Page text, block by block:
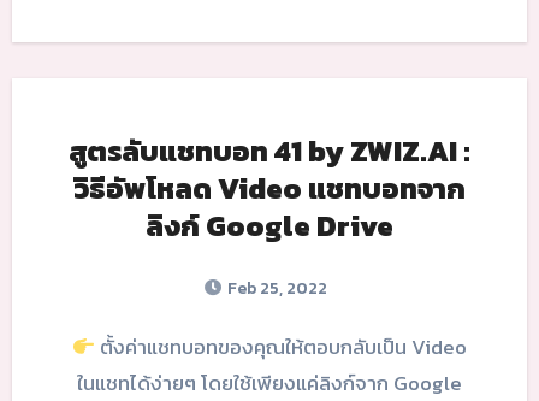
สูตรลับแชทบอท 41 by ZWIZ.AI :
วิธีอัพโหลด Video แชทบอทจาก
ลิงก์ Google Drive
Feb 25, 2022
ตั้งค่าแชทบอทของคุณให้ตอบกลับเป็น Video
ในแชทได้ง่ายๆ โดยใช้เพียงแค่ลิงก์จาก Google